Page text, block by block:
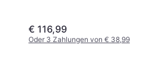
€ 116,99
Oder 3 Zahlungen von € 38,99